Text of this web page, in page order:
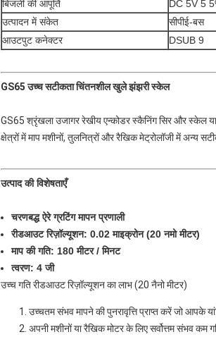
बिजली की आपूर्ति
DC 5V 5
उत्पादन में संकेत
सीपीई-बस
आउटपुट कनेक्टर
DSUB 9
GS65 उच्च सटीकता चिंतनशील खुले झंझरी स्केल
GS65 श्रृंखला उजागर रेखीय एन्कोडर स्कैनिंग सिर और स्केल
क्षेत्रों में माप मशीनों, तुलनित्रों और रैखिक मेट्रोलॉजी में अन्य
उत्पाद की विशेषताएँ
चरणबद्ध ऐरे ग्रटिंग मापन प्रणाली
रीडआउट रिज़ॉल्यूशन: 0.02 माइक्रोन (20 नमो मीटर)
माप की गति: 180 मीटर / मिनट
त्वरण: 4 जी
उच्च गति रीडआउट रिज़ॉल्यूशन का लाभ (20 नैनो मीटर)
उच्चतम संभव मापने की पुनरावृत्ति प्राप्त करें जो आपके
अपनी मशीनों या रैखिक मोटर के लिए सर्वोत्तम संभव कम